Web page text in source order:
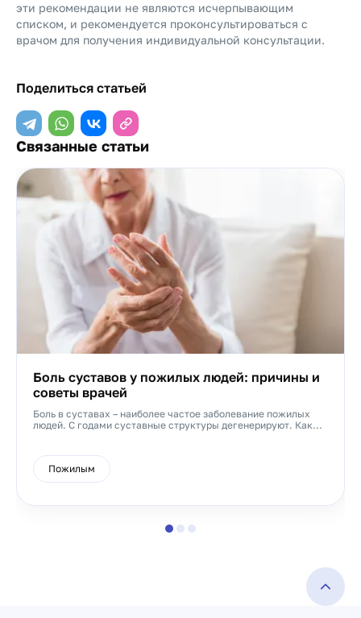
эти рекомендации не являются исчерпывающим
списком, и рекомендуется проконсультироваться с
врачом для получения индивидуальной консультации.
Поделиться статьей
Связанные статьи
Боль суставов у пожилых людей: причины и
советы врачей
Боль в суставах – наиболее частое заболевание пожилых
людей. С годами суставные структуры дегенерируют. Как...
Пожилым